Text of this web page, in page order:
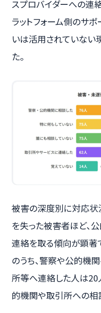
スプロバイダーへの連
ラットフォーム側のサ
いは活用されていない
た。
被害の深度別に対応状
を失った被害者ほど、
連絡を取る傾向が顕著
のうち、警察や公的機
所等へ連絡した人は20
的機関や取引所への相